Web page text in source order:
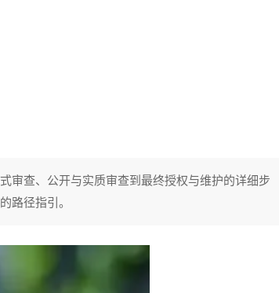
审查、公开与实质审查到最终授权与维护的详细步
路径指引。